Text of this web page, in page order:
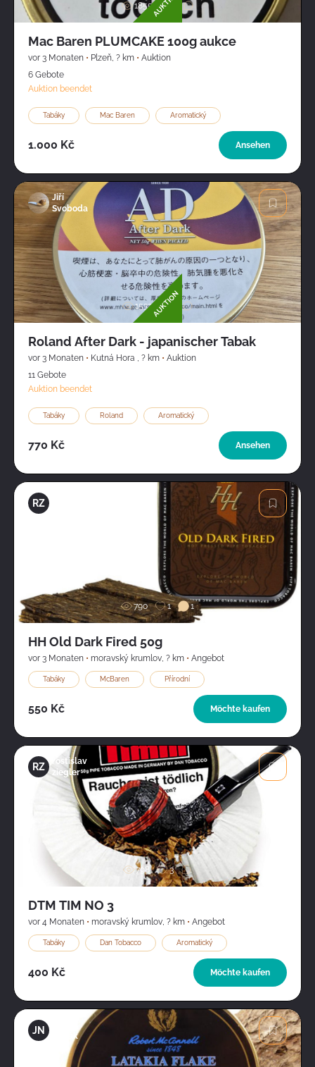
1855
Mac Baren PLUMCAKE 100g aukce
vor 3 Monaten • Plzeň, ? km • Auktion
6 Gebote
Auktion beendet
Tabáky Mac Baren Aromatický
1.000 Kč Ansehen
Bild
Jiří
Svoboda
1532 1
AUKTION
Roland After Dark - japanischer Tabak
vor 3 Monaten • Kutná Hora , ? km • Auktion
11 Gebote
Auktion beendet
Tabáky Roland Aromatický
770 Kč Ansehen
Bild
RZ
790 1 1
HH Old Dark Fired 50g
vor 3 Monaten • moravský krumlov, ? km • Angebot
Tabáky McBaren Přírodní
550 Kč Möchte kaufen
Bild
RZ
rostislav
ziegler
798 3
DTM TIM NO 3
vor 4 Monaten • moravský krumlov, ? km • Angebot
Tabáky Dan Tobacco Aromatický
400 Kč Möchte kaufen
JN
Novák